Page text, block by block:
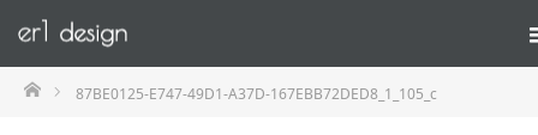
ホーム87BE0125-E747-49D1-A37D-167EBB72DED8_1_105_c